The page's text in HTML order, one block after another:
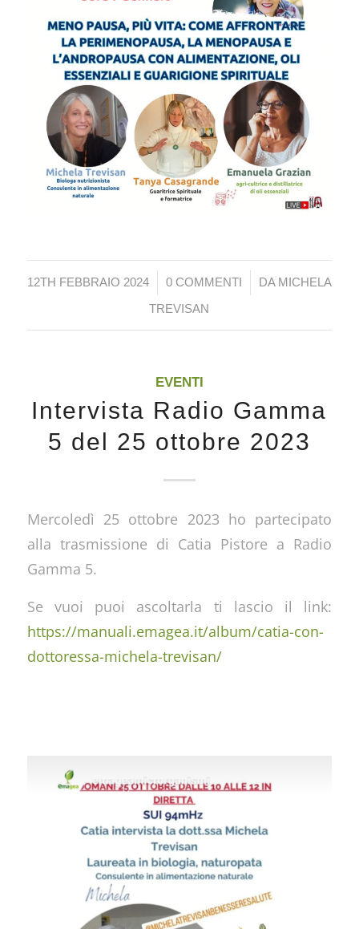
12TH FEBBRAIO 2024
/ 0 COMMENTI
/ DA MICHELA
TREVISAN
EVENTI
Intervista Radio Gamma
5 del 25 ottobre 2023
Mercoledì 25 ottobre 2023 ho partecipato
alla trasmissione di Catia Pistore a Radio
Gamma 5.
Se vuoi puoi ascoltarla ti lascio il link:
https://manuali.emagea.it/album/catia-con-
dottoressa-michela-trevisan/